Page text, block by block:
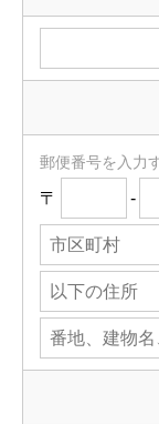
郵便番号を入力
〒 -